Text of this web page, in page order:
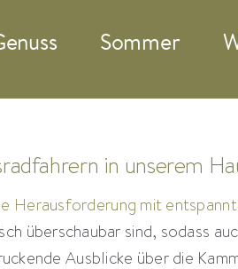
Sommer
in unserem
Herausforderung mit
überschaubar sind, sodass
Ausblicke über die